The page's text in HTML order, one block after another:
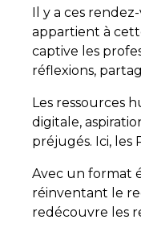
Il y a ces
appartient à
captive les
réflexions,
Les ressources
digitale,
préjugés. Ici,
Avec un format
réinventant le
redécouvre les